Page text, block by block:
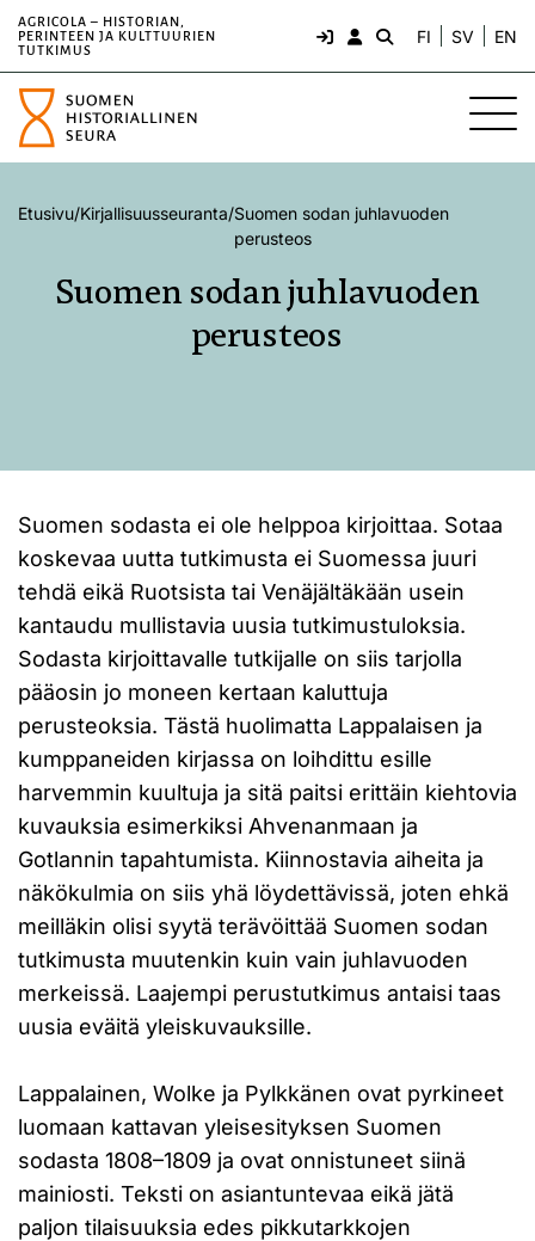
AGRICOLA – HISTORIAN,
PERINTEEN JA KULTTUURIEN
TUTKIMUS
FI SV EN
Etusivu/Kirjallisuusseuranta/Suomen sodan juhlavuoden
perusteos
Suomen sodan juhlavuoden
perusteos
Suomen sodasta ei ole helppoa kirjoittaa. Sotaa
koskevaa uutta tutkimusta ei Suomessa juuri
tehdä eikä Ruotsista tai Venäjältäkään usein
kantaudu mullistavia uusia tutkimustuloksia.
Sodasta kirjoittavalle tutkijalle on siis tarjolla
pääosin jo moneen kertaan kaluttuja
perusteoksia. Tästä huolimatta Lappalaisen ja
kumppaneiden kirjassa on loihdittu esille
harvemmin kuultuja ja sitä paitsi erittäin kiehtovia
kuvauksia esimerkiksi Ahvenanmaan ja
Gotlannin tapahtumista. Kiinnostavia aiheita ja
näkökulmia on siis yhä löydettävissä, joten ehkä
meilläkin olisi syytä terävöittää Suomen sodan
tutkimusta muutenkin kuin vain juhlavuoden
merkeissä. Laajempi perustutkimus antaisi taas
uusia eväitä yleiskuvauksille.
Lappalainen, Wolke ja Pylkkänen ovat pyrkineet
luomaan kattavan yleisesityksen Suomen
sodasta 1808–1809 ja ovat onnistuneet siinä
mainiosti. Teksti on asiantuntevaa eikä jätä
paljon tilaisuuksia edes pikkutarkkojen